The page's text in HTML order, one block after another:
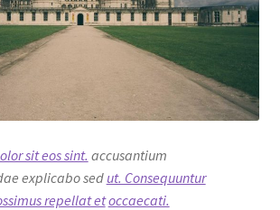
sit eos sint. accusantium
explicabo sed ut. Consequuntur
repellat etoccaecati.